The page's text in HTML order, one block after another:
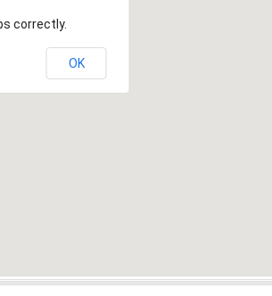
correctly.
OK